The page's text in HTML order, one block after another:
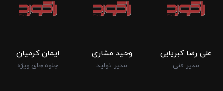
علی رضا کبریایی
مدیر فنی
وحید مشاری
مدیر تولید
ایمان کرمیان
جلوه های ویژه